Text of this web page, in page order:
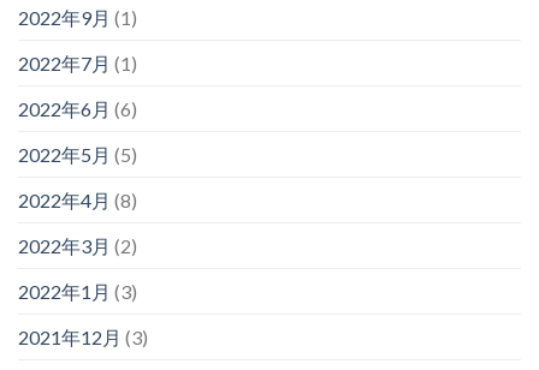
2022年9月 (1)
2022年7月 (1)
2022年6月 (6)
2022年5月 (5)
2022年4月 (8)
2022年3月 (2)
2022年1月 (3)
2021年12月 (3)